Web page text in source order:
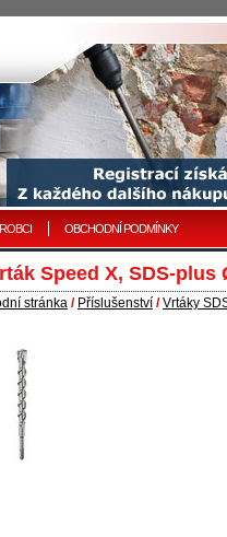
OBCHODNÍ PODMÍNKY
Speed X, SDS-plus
stránka / Příslušenství /Vrtáky